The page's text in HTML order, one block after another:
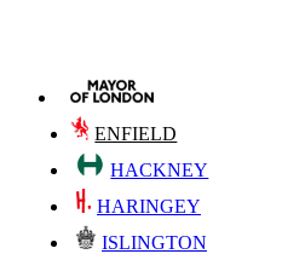
ENFIELD
HACKNEY
HARINGEY
ISLINGTON